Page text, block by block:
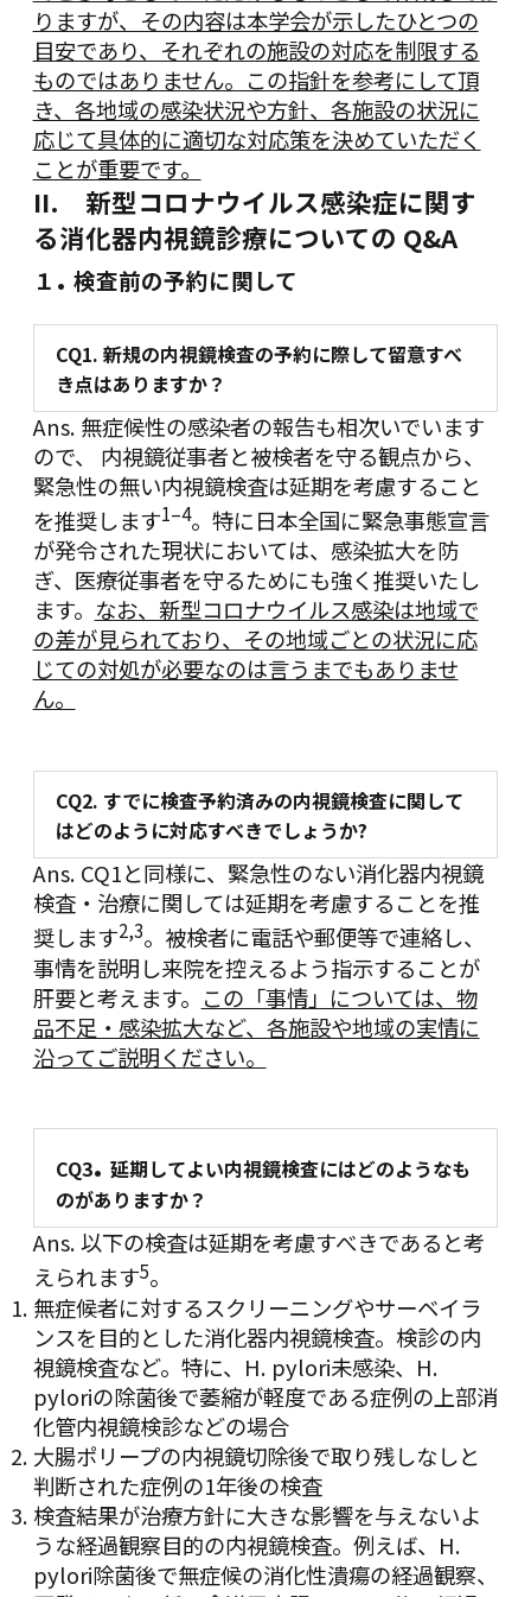
りますが、その内容は本学会が示したひとつの
目安であり、それぞれの施設の対応を制限する
ものではありません。この指針を参考にして頂
き、各地域の感染状況や方針、各施設の状況に
応じて具体的に適切な対応策を決めていただく
ことが重要です。
II. 新型コロナウイルス感染症に関す
る消化器内視鏡診療についての Q&A
１ . 検査前の予約に関して
CQ1. 新規の内視鏡検査の予約に際して留意すべ
き点はありますか？
Ans. 無症候性の感染者の報告も相次いでいます
ので、 内視鏡従事者と被検者を守る観点から、
緊急性の無い内視鏡検査は延期を考慮すること
を推奨します1–4。特に日本全国に緊急事態宣言
が発令された現状においては、感染拡大を防
ぎ、医療従事者を守るためにも強く推奨いたし
ます。 なお、新型コロナウイルス感染は地域で
の差が見られており、その地域ごとの状況に応
じての対処が必要なのは言うまでもありませ
ん。
CQ2. すでに検査予約済みの内視鏡検査に関して
はどのように対応すべきでしょうか?
Ans. CQ1と同様に、緊急性のない消化器内視鏡
検査・治療に関しては延期を考慮することを推
奨します2,3。被検者に電話や郵便等で連絡し、
事情を説明し来院を控えるよう指示することが
肝要と考えます。 この「事情」については、物
品不足・感染拡大など、各施設や地域の実情に
沿ってご説明ください。
CQ3. 延期してよい内視鏡検査にはどのようなも
のがありますか？
Ans. 以下の検査は延期を考慮すべきであると考
えられます5。
無症候者に対するスクリーニングやサーベイラ
ンスを目的とした消化器内視鏡検査。検診の内
視鏡検査など。特に、 H. pylori未感染、 H.
pyloriの除菌後で萎縮が軽度である症例の上部消
化管内視鏡検診などの場合
大腸ポリープの内視鏡切除後で取り残しなしと
判断された症例の1年後の検査
検査結果が治療方針に大きな影響を与えないよ
うな経過観察目的の内視鏡検査。例えば、 H.
pylori除菌後で無症候の消化性潰瘍の経過観察、